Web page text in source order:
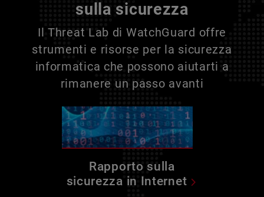
sulla sicurezza
Il Threat Lab di WatchGuard offre
strumenti e risorse per la sicurezza
informatica che possono aiutarti a
rimanere un passo avanti
Rapporto sulla
sicurezza in Internet